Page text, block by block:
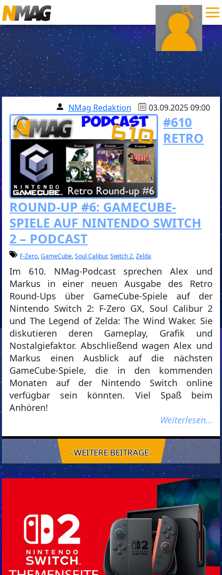
NMag Redaktion 03.09.2025 09:00
#610
RETRO
ROUND-UP #6: GAMECUBE-
SPIELE AUF NINTENDO SWITCH
2 – PODCAST
F-Zero,GameCube,Soul Calibur,Switch 2,Zelda
Im 610. NMag-Podcast sprechen Alex und
Markus in einer neuen Ausgabe des Retro
Round-Ups über GameCube-Spiele auf der
Nintendo Switch 2: F-Zero GX, Soul Calibur 2
und The Legend of Zelda: The Wind Waker. Sie
diskutieren deren Gameplay, Grafik und
Nostalgiefaktor. Abschließend wagen Alex und
Markus einen Ausblick auf die nächsten
GameCube-Spiele, die in den kommenden
Monaten auf der Nintendo Switch online
verfügbar sein könnten. Viel Spaß beim
Anhören!
Weiterlesen…
- WEITERE BEITRÄGE -